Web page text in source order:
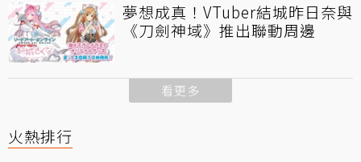
夢想成真！VTuber結城昨日奈與
《刀劍神域》推出聯動周邊
看更多
火熱排行